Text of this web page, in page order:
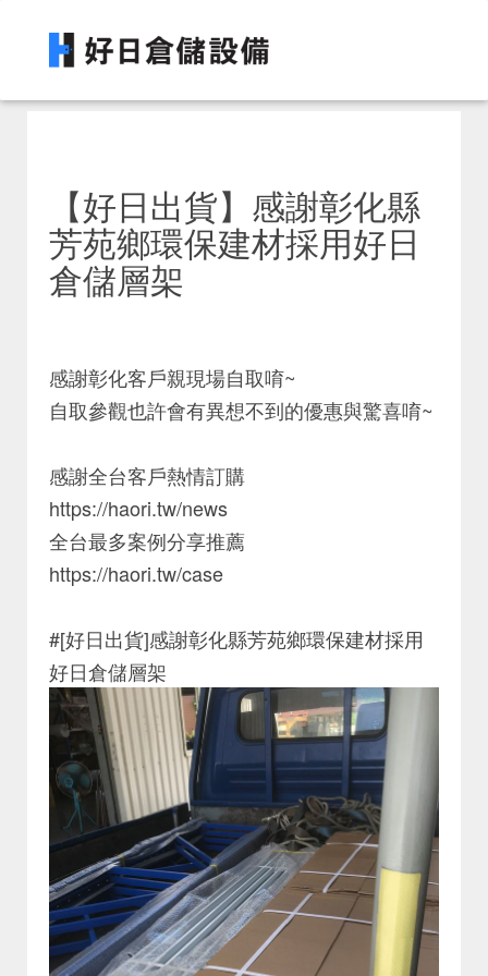
【好日出貨】感謝彰化縣
芳苑鄉環保建材採用好日
倉儲層架
感謝彰化客戶親現場自取唷~
自取參觀也許會有異想不到的優惠與驚喜唷~
感謝全台客戶熱情訂購
https://haori.tw/news
全台最多案例分享推薦
https://haori.tw/case
#[好日出貨]感謝彰化縣芳苑鄉環保建材採用
好日倉儲層架